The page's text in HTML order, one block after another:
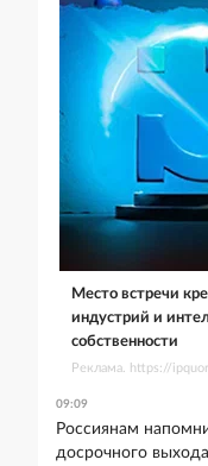
Место встречи
индустрий и
собственности
Реклама. https://
09:09
Россиянам
досрочного